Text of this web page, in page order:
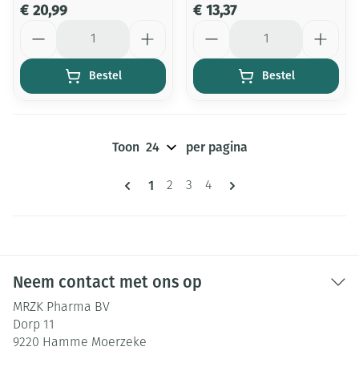
€ 20,99
Bestel
€ 13,37
Bestel
Pagina's
U lees momenteel pagina
1 Pagina
2 Pagina
3 Pagina
4
Toon per pagina
Neem contact met ons op
MRZK Pharma BV
Dorp 11
9220 Hamme Moerzeke